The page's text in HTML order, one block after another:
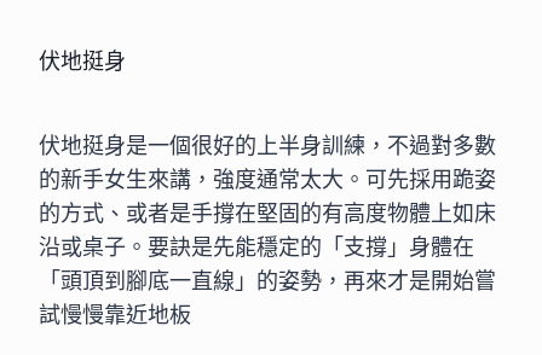
伏地挺身
伏地挺身是一個很好的上半身訓練，不過對多數
的新手女生來講，強度通常太大。可先採用跪姿
的方式、或者是手撐在堅固的有高度物體上如床
沿或桌子。要訣是先能穩定的「支撐」身體在
「頭頂到腳底一直線」的姿勢，再來才是開始嘗
試慢慢靠近地板